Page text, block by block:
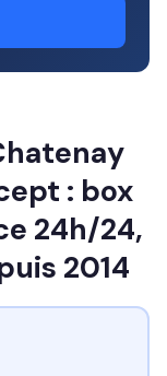
: box
24h/24,
2014